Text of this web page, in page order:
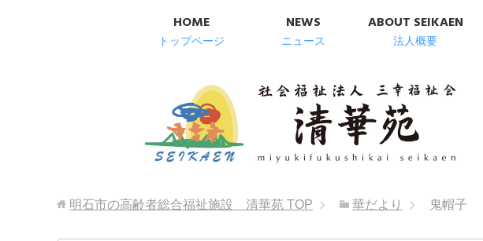
HOME
トップページ
NEWS
ニュース
ABOUT SEIKAEN
法人概要
明石市の高齢者総合福祉施設 清華苑 TOP 華だより 鬼帽子